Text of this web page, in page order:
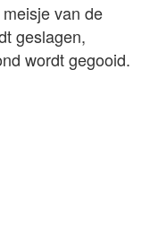
van de
geslagen,
wordt gegooid.